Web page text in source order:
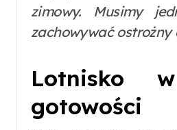
zimowy. Musimy
zachowywać ostrożny
Lotnisko
gotowości